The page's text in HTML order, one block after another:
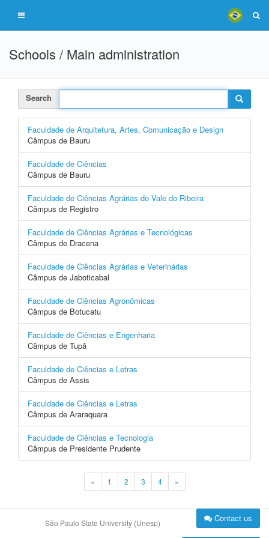
Schools / Main administration
Search
Faculdade de Arquitetura, Artes, Comunicação e Design
Câmpus de Bauru
Faculdade de Ciências
Câmpus de Bauru
Faculdade de Ciências Agrárias do Vale do Ribeira
Câmpus de Registro
Faculdade de Ciências Agrárias e Tecnológicas
Câmpus de Dracena
Faculdade de Ciências Agrárias e Veterinárias
Câmpus de Jaboticabal
Faculdade de Ciências Agronômicas
Câmpus de Botucatu
Faculdade de Ciências e Engenharia
Câmpus de Tupã
Faculdade de Ciências e Letras
Câmpus de Assis
Faculdade de Ciências e Letras
Câmpus de Araraquara
Faculdade de Ciências e Tecnologia
Câmpus de Presidente Prudente
« 1 2 3 4 »
São Paulo State University (Unesp) Contact us